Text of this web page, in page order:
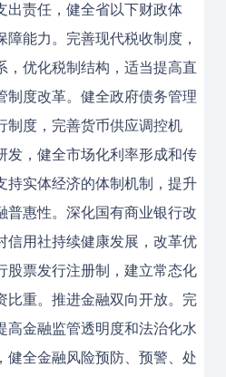
出责任，健全省以下财政体
能力。完善现代税收制度，
，优化税制结构，适当提高直
制度改革。健全政府债务管理
制度，完善货币供应调控机
发，健全市场化利率形成和传
持实体经济的体制机制，提升
普惠性。深化国有商业银行改
信用社持续健康发展，改革优
股票发行注册制，建立常态化
比重。推进金融双向开放。完
高金融监管透明度和法治化水
健全金融风险预防、预警、处